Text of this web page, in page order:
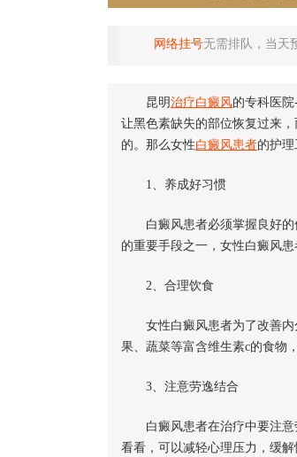
网络挂号无需排队，当天
昆明治疗白癜风的专科医院
让黑色素缺失的部位恢复过来
的。那么女性白癜风患者的护
1、养成好习惯
白癜风患者必须掌握良好的
的重要手段之一，女性白癜风
2、合理饮食
女性白癜风患者为了改善内
果、蔬菜等富含维生素c的食物
3、注意劳逸结合
白癜风患者在治疗中要注意
看看，可以减轻心理压力，缓